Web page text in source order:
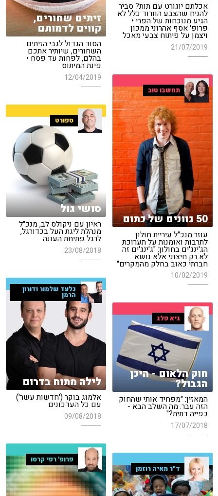
אכלתם יוגורט עם תות? סביר
להניח שהצבע הוורוד כלל לא
הגיע מנוכחות של הפרי •
פרופ' אסף אהרוני ממכון
ויצמן על פיתוח צבעי מאכל
21/07/2019
זיתים שחורים,
קווים לדמותם
הסוד הגדול לגבי הזיתים
השחורים, שיותיר אתכם
בהלם, לפחות עד פסח •
פינת המיתוס
12/04/2019
תחשבו טוב
50 גוונים של כתום
עוזר מנכ"ל עיריית חולון
לתרבות ואומנות על תערוכת
הג'ינג'ים בחולון: "ג'ינג'ים זה
לא רק חיצוני אלא נושא
חברתי כאוב בחלק מהמקרים"
10/02/2019
ספורט
סושי גול
ראיון עם ניקולס לב, מנכ"ל
מנהלת ליגת העל בכדורגל,
לרגל פתיחת העונה
23/08/2018
גלעד שלמור ודורון
הרמן
לילה מתוח בדרום
אלמוג בוקר ('חדשות עשר')
עם כל העדכונים
09/08/2018
גיא פלג
חוק הלאום - היכן
הגבול?
המאזין: "מפחיד אותי שהחוק
הזה עבר. מה השלב הבא -
כפייה דתית?"
17/07/2018
פרופ' רפי קרסו
ד"ר מאיה רוזמן